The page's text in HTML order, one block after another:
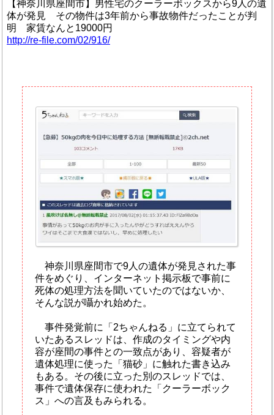
【神奈川県座間市】男性宅のクーラーボックスから9人の遺
体が発見 その物件は3年前から事故物件だったことが判
明 家賃なんと19000円
http://re-file.com/02/916/
神奈川県座間市で9人の遺体が発見された事
件をめぐり、インターネット掲示板で事前に
死体の処理方法を聞いていたのではないか、
そんな説が囁かれ始めた。
事件発覚前に「2ちゃんねる」に立てられて
いたあるスレッドは、作成のタイミングや内
容が座間の事件との一致点があり、容疑者が
遺体処理に使った「猫砂」に触れた書き込み
もある。その後に立った別のスレッドでは、
事件で遺体保存に使われた「クーラーボック
ス」への言及もみられる。